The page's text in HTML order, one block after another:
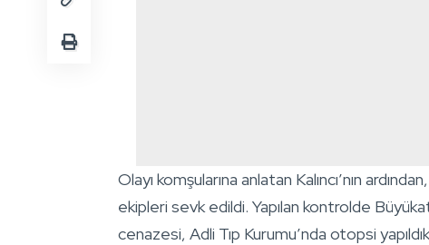
Olayı komşularına anlatan Kalıncı’nın
ekipleri sevk edildi. Yapılan kontrolde
cenazesi, Adli Tıp Kurumu’nda otopsi